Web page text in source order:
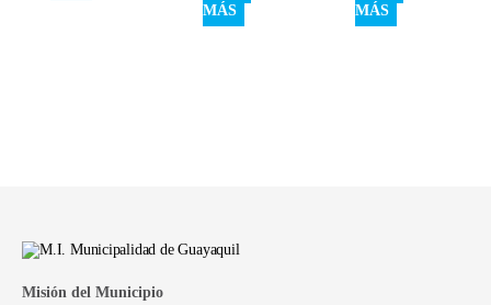
MÁS
MÁS
Misión del Municipio